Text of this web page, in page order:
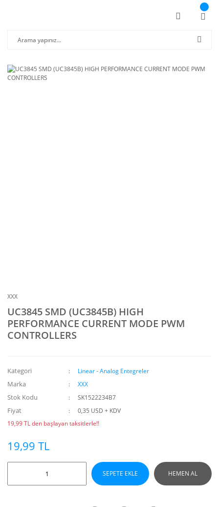
XXX
UC3845 SMD (UC3845B) HIGH
PERFORMANCE CURRENT MODE PWM
CONTROLLERS
Kategori Linear - Analog Entegreler
Marka XXX
Stok Kodu SK1522234B7
Fiyat
0,35 USD + KDV
19,99 TL den başlayan taksitlerle!!
19,99 TL
SEPETE EKLE HEMEN AL